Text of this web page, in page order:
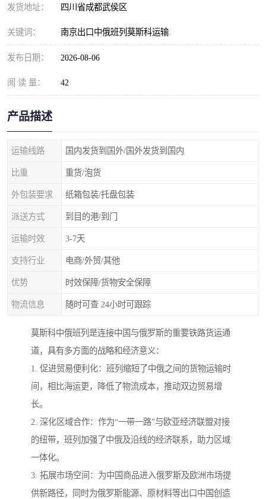
发货地址： 四川省成都武侯区
关键词： 南京出口中俄班列莫斯科运输
发布日期： 2026-08-06
阅 读 量： 42
产品描述
运输线路 国内发货到国外/国外发货到国内
比重 重货/泡货
外包装要求 纸箱包装/托盘包装
派送方式 到目的港/到门
运输时效 3-7天
支持行业 电商/外贸/其他
优势 时效保障/货物安全保障
物流信息 随时可查 24小时可跟踪
莫斯科中俄班列是连接中国与俄罗斯的重要铁路货运通
道，具有多方面的战略和经济意义：
1. 促进贸易便利化：班列缩短了中俄之间的货物运输时
间，相比海运更，降低了物流成本，推动双边贸易增
长。
2. 深化区域合作：作为“一带一路”与欧亚经济联盟对接
的纽带，班列加强了中俄及沿线的经济联系，助力区域
一体化。
3. 拓展市场空间：为中国商品进入俄罗斯及欧洲市场提
供新路径，同时为俄罗斯能源、原材料等出口中国创造